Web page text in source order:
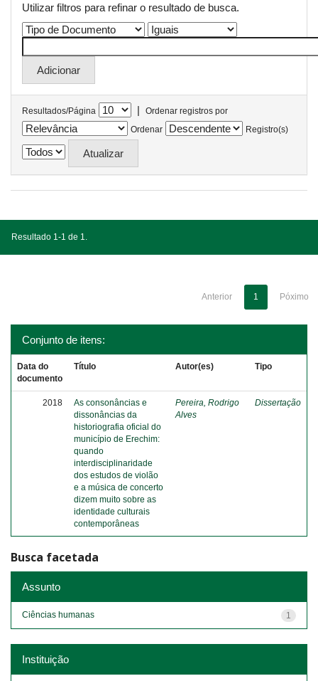
Utilizar filtros para refinar o resultado de busca.
Resultados/Página |
Ordenar registros por
Ordenar
Registro(s)
Resultado 1-1 de 1.
Anterior 1 Póximo
Conjunto de itens:
Data do
documento
Título Autor(es) Tipo
2018
As consonâncias e
dissonâncias da
historiografia oficial do
município de Erechim:
quando
interdisciplinaridade
dos estudos de violão
e a música de concerto
dizem muito sobre as
identidade culturais
contemporâneas
Pereira, Rodrigo
Alves
Dissertação
Busca facetada
Assunto
1
Ciências humanas
Instituição